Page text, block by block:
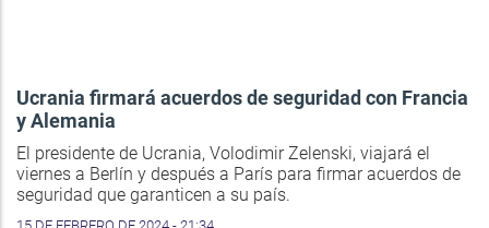
Ucrania firmará acuerdos de seguridad con Francia
y Alemania
El presidente de Ucrania, Volodimir Zelenski, viajará el
viernes a Berlín y después a París para firmar acuerdos de
seguridad que garanticen a su país.